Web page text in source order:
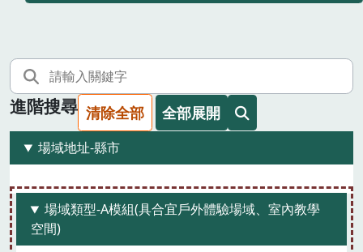
進階搜尋 清除全部 全部展開
場域地址-縣市
場域類型-A模組(具合宜戶外體驗場域、室內教學
空間)